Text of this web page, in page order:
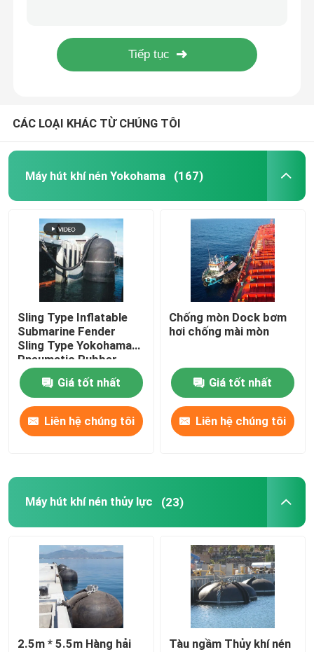
Máy hút khí nén nổi
chắn bùn đầy
Ống dầu biển
Túi khí nâng hạng nặng
Phao định vị hàng hải
Phao neo
Marine Anchor Chains
Fender cao su hàng hải
Sự bùng nổ ngăn chặn tràn dầu
CÁC LOẠI KHÁC TỪ CHÚNG TÔI
Máy hút khí nén Yokohama (167)
Sling Type Inflatable
Submarine Fender
Sling Type Yokohama
Pneumatic Rubber
Boat Fender (Máy phun
nước trên tàu ngầm)
Giá tốt nhất
Liên hệ chúng tôi
Chống mòn Dock bơm
hơi chống mài mòn
Giá tốt nhất
Liên hệ chúng tôi
Máy hút khí nén thủy lực (23)
2.5m * 5.5m Hàng hải
Tàu ngầm Thủy khí nén